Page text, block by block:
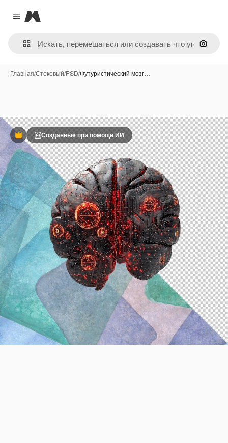
Close menu
Magnific
Поиск
Главная/Стоковый/PSD/Футуристический мозг…
ПремиумСозданные при помощи ИИ